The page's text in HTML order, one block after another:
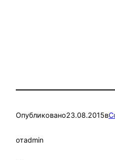
Опубликовано23.08.2015в
отadmin